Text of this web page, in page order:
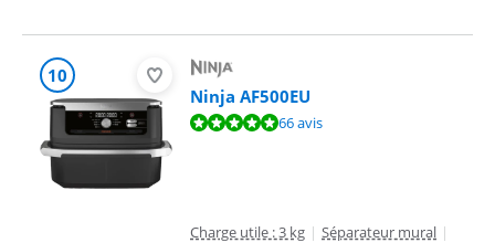
10
Ninja AF500EU
La note est de 9,5 sur 10, basée sur 66 avis.66 avis
Charge utile : 3 kg | Séparateur mural |